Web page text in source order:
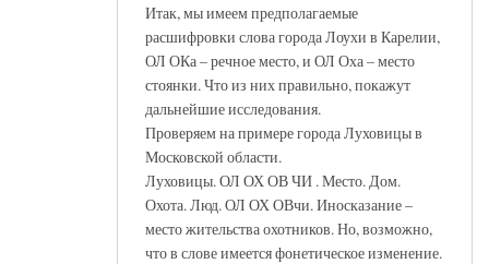
Итак, мы имеем предполагаемые
расшифровки слова города Лоухи в Карелии,
ОЛ ОКа – речное место, и ОЛ Оха – место
стоянки. Что из них правильно, покажут
дальнейшие исследования.
Проверяем на примере города Луховицы в
Московской области.
Луховицы. ОЛ ОХ ОВ ЧИ . Место. Дом.
Охота. Люд. ОЛ ОХ ОВчи. Иносказание –
место жительства охотников. Но, возможно,
что в слове имеется фонетическое изменение.